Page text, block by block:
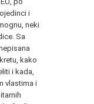
i
neki
Sa
kako
i kada,
vlastima i